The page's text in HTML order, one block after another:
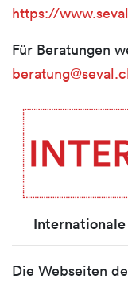
https://
Für Beratungen
Die Webseiten